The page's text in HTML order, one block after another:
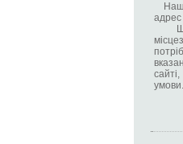
адрес
умови.